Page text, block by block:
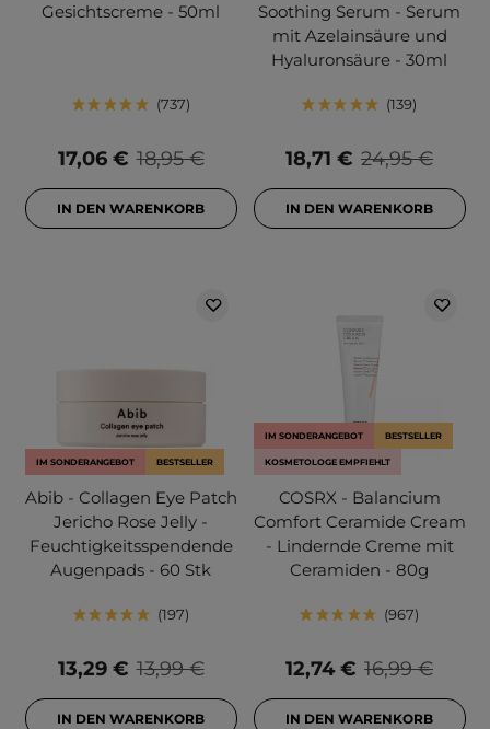
Gesichtscreme - 50ml
737
18,95 €
17,06 €
IN DEN WARENKORB
Soothing Serum - Serum
mit Azelainsäure und
Hyaluronsäure - 30ml
139
24,95 €
18,71 €
IN DEN WARENKORB
IM SONDERANGEBOT BESTSELLER
Abib - Collagen Eye Patch
Jericho Rose Jelly -
Feuchtigkeitsspendende
Augenpads - 60 Stk
197
13,99 €
13,29 €
IN DEN WARENKORB
IM SONDERANGEBOT BESTSELLER
KOSMETOLOGE EMPFIEHLT
COSRX - Balancium
Comfort Ceramide Cream
- Lindernde Creme mit
Ceramiden - 80g
967
16,99 €
12,74 €
IN DEN WARENKORB